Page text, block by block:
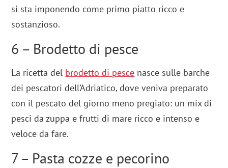
si sta imponendo come primo piatto ricco e
sostanzioso.
6 – Brodetto di pesce
La ricetta del brodetto di pesce nasce sulle barche
dei pescatori dell’Adriatico, dove veniva preparato
con il pescato del giorno meno pregiato: un mix di
pesci da zuppa e frutti di mare ricco e intenso e
veloce da fare.
7 – Pasta cozze e pecorino